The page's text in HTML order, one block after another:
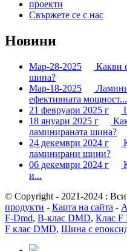
проекти
Свържете се с нас
Новини
Мар-28-2025
Какви
шина?
Мар-18-2025
ефективната мощност...
21 февруари 2025 г
18 януари 2025 г
ламинираната шина?
24 декември 2024 г
ламинирани шини?
06 декември 2024 г
и...
© Copyright - 2021-2024 :
продукти - Карта на сайта -
F-Dmd, B-клас DMD, Клас F
F клас DMD, Шина с